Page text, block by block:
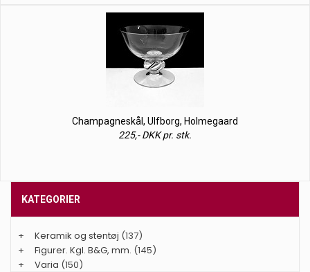
Champagneskål, Ulfborg, Holmegaard
225,- DKK pr. stk.
KATEGORIER
+ Keramik og stentøj (137)
+
Figurer. Kgl. B&G, mm. (145)
+
Varia (150)